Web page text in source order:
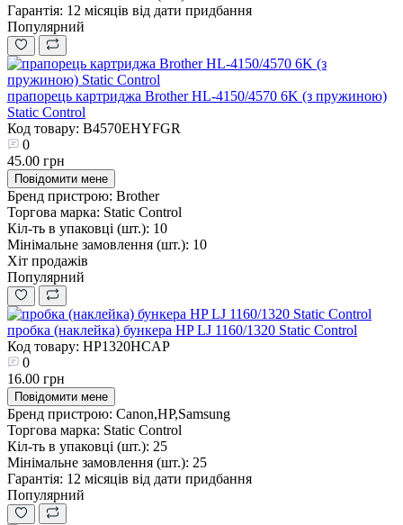
Гарантія: 12 місяців від дати придбання
Популярний
прапорець картриджа Brother HL-4150/4570 6K (з пружиною)
Static Control
Код товару: B4570EHYFGR
0
45.00 грн
Повідомити мене
Бренд пристрою: Brother
Торгова марка: Static Control
Кіл-ть в упаковці (шт.): 10
Мінімальне замовлення (шт.): 10
Хіт продажів
Популярний
пробка (наклейка) бункера HP LJ 1160/1320 Static Control
Код товару: HP1320HCAP
0
16.00 грн
Повідомити мене
Бренд пристрою: Canon,HP,Samsung
Торгова марка: Static Control
Кіл-ть в упаковці (шт.): 25
Мінімальне замовлення (шт.): 25
Гарантія: 12 місяців від дати придбання
Популярний